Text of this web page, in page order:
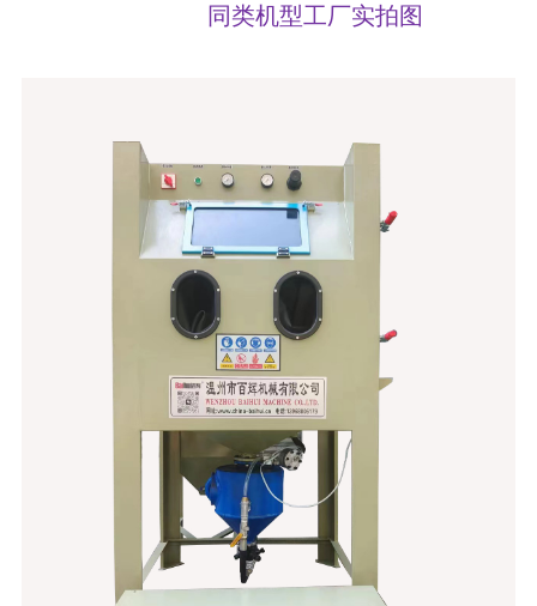
同类机型工厂实拍图